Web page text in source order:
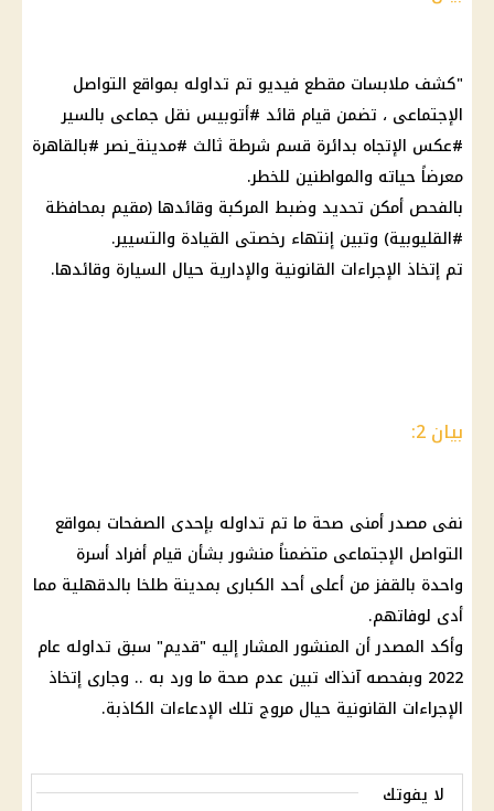
"كشف ملابسات مقطع فيديو تم تداوله بمواقع التواصل
الإجتماعى ، تضمن قيام قائد #أتوبيس نقل جماعى بالسير
#عكس الإتجاه بدائرة قسم شرطة ثالث #مدينة_نصر #بالقاهرة
معرضاً حياته والمواطنين للخطر.
بالفحص أمكن تحديد وضبط المركبة وقائدها (مقيم بمحافظة
#القليوبية) وتبين إنتهاء رخصتى القيادة والتسيير.
تم إتخاذ الإجراءات القانونية والإدارية حيال السيارة وقائدها.
بيان 2:
نفى مصدر أمنى صحة ما تم تداوله بإحدى الصفحات بمواقع
التواصل الإجتماعى متضمناً منشور بشأن قيام أفراد أسرة
واحدة بالقفز من أعلى أحد الكبارى بمدينة طلخا بالدقهلية مما
أدى لوفاتهم.
وأكد المصدر أن المنشور المشار إليه "قديم" سبق تداوله عام
2022 وبفحصه آنذاك تبين عدم صحة ما ورد به .. وجارى إتخاذ
الإجراءات القانونية حيال مروج تلك الإدعاءات الكاذبة.
لا يفوتك